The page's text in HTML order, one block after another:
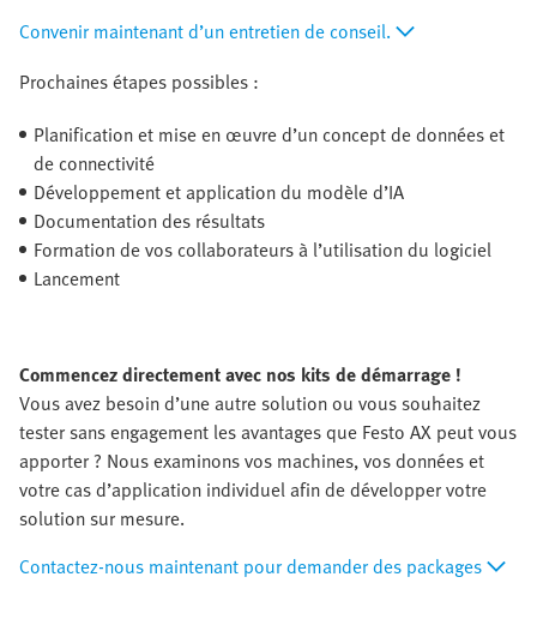
Convenir maintenant d’un entretien de conseil.
Prochaines étapes possibles :
Planification et mise en œuvre d’un concept de données et
de connectivité
Développement et application du modèle d’IA
Documentation des résultats
Formation de vos collaborateurs à l’utilisation du logiciel
Lancement
Commencez directement avec nos kits de démarrage !
Vous avez besoin d’une autre solution ou vous souhaitez
tester sans engagement les avantages que Festo AX peut vous
apporter ? Nous examinons vos machines, vos données et
votre cas d’application individuel afin de développer votre
solution sur mesure.
Contactez-nous maintenant pour demander des packages